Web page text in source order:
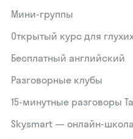
Мини-группы
Открытый курс для
Бесплатный английский
Разговорные клубы
15‑минутные разговоры
Skysmart — онлайн-